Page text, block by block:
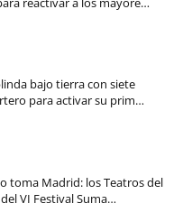
bajo tierra con siete
para activar su prim…
toma Madrid: los Teatros del
VI Festival Suma…